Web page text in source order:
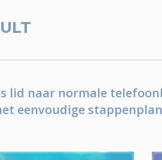
lid naar normale
eenvoudige